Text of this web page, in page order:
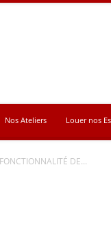
Nos Ateliers Louer nos
DE...